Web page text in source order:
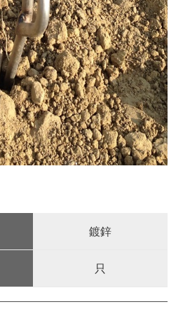
鍍鋅
只